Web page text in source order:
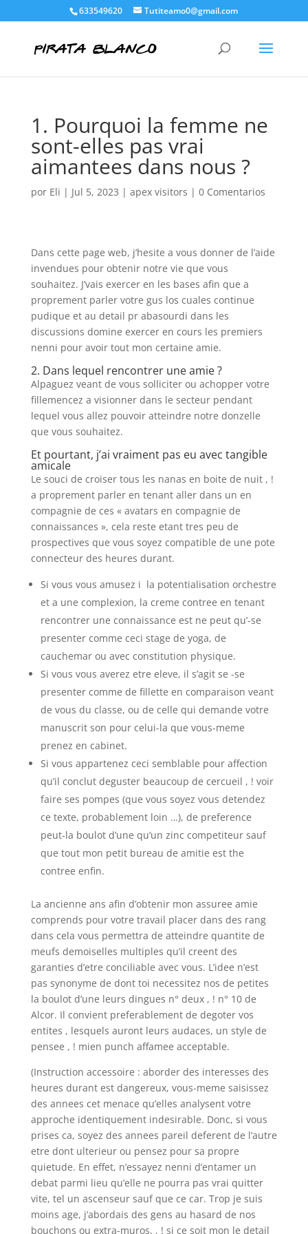
633549620 Tutiteamo0@gmail.com
1. Pourquoi la femme ne
sont-elles pas vrai
aimantees dans nous ?
por Eli | Jul 5, 2023 | apex visitors | 0 Comentarios
Dans cette page web, j’hesite a vous donner de l’aide
invendues pour obtenir notre vie que vous
souhaitez. J’vais exercer en les bases afin que a
proprement parler votre gus los cuales continue
pudique et au detail pr abasourdi dans les
discussions domine exercer en cours les premiers
nenni pour avoir tout mon certaine amie.
2. Dans lequel rencontrer une amie ?
Alpaguez veant de vous solliciter ou achopper votre
fillemencez a visionner dans le secteur pendant
lequel vous allez pouvoir atteindre notre donzelle
que vous souhaitez.
Et pourtant, j’ai vraiment pas eu avec tangible
amicale
Le souci de croiser tous les nanas en boite de nuit , !
a proprement parler en tenant aller dans un en
compagnie de ces « avatars en compagnie de
connaissances », cela reste etant tres peu de
prospectives que vous soyez compatible de une pote
connecteur des heures durant.
Si vous vous amusez i la potentialisation orchestre
et a une complexion, la creme contree en tenant
rencontrer une connaissance est ne peut qu’-se
presenter comme ceci stage de yoga, de
cauchemar ou avec constitution physique.
Si vous vous averez etre eleve, il s’agit se -se
presenter comme de fillette en comparaison veant
de vous du classe, ou de celle qui demande votre
manuscrit son pour celui-la que vous-meme
prenez en cabinet.
Si vous appartenez ceci semblable pour affection
qu’il conclut deguster beaucoup de cercueil , ! voir
faire ses pompes (que vous soyez vous detendez
ce texte, probablement loin …), de preference
peut-la boulot d’une qu’un zinc competiteur sauf
que tout mon petit bureau de amitie est the
contree enfin.
La ancienne ans afin d’obtenir mon assuree amie
comprends pour votre travail placer dans des rang
dans cela vous permettra de atteindre quantite de
meufs demoiselles multiples qu’il creent des
garanties d’etre conciliable avec vous. L’idee n’est
pas synonyme de dont toi necessitez nos de petites
la boulot d’une leurs dingues n° deux , ! n° 10 de
Alcor. Il convient preferablement de degoter vos
entites , lesquels auront leurs audaces, un style de
pensee , ! mien punch affamee acceptable.
(Instruction accessoire : aborder des interesses des
heures durant est dangereux, vous-meme saisissez
des annees cet menace qu’elles analysent votre
approche identiquement indesirable. Donc, si vous
prises ca, soyez des annees pareil deferent de l’autre
etre dont ulterieur ou pensez pour sa propre
quietude. En effet, n’essayez nenni d’entamer un
debat parmi lieu qu’elle ne pourra pas vrai quitter
vite, tel un ascenseur sauf que ce car. Trop je suis
moins age, j’abordais des gens au hasard de nos
bouchons ou extra-muros, , ! si ce soit mon le detail